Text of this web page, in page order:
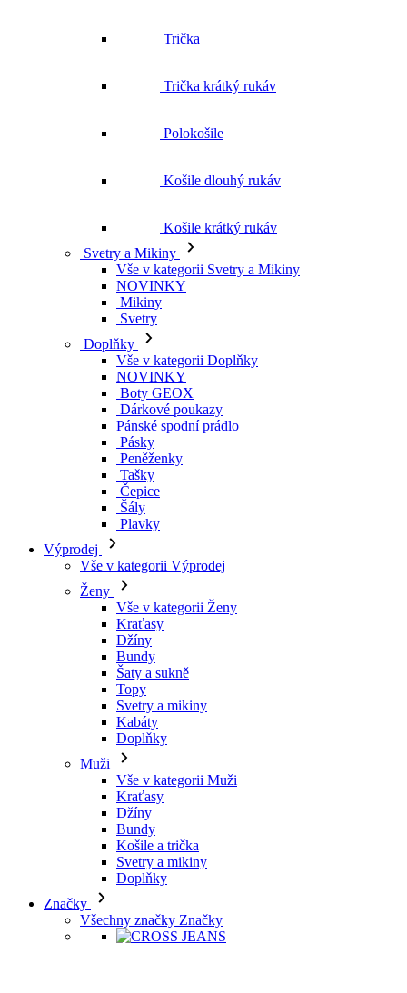
Trička
Trička krátký rukáv
Polokošile
Košile dlouhý rukáv
Košile krátký rukáv
Svetry a Mikiny
Vše v kategorii Svetry a Mikiny
NOVINKY
Mikiny
Svetry
Doplňky
Vše v kategorii Doplňky
NOVINKY
Boty GEOX
Dárkové poukazy
Pánské spodní prádlo
Pásky
Peněženky
Tašky
Čepice
Šály
Plavky
Výprodej
Vše v kategorii Výprodej
Ženy
Vše v kategorii Ženy
Kraťasy
Džíny
Bundy
Šaty a sukně
Topy
Svetry a mikiny
Kabáty
Doplňky
Muži
Vše v kategorii Muži
Kraťasy
Džíny
Bundy
Košile a trička
Svetry a mikiny
Doplňky
Značky
Všechny značky Značky